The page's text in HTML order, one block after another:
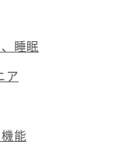
睡眠
ア
能